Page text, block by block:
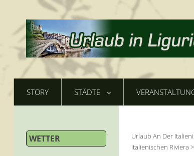
STORY STÄDTE
WETTER Urlaub An Der
Italienischen Riviera >